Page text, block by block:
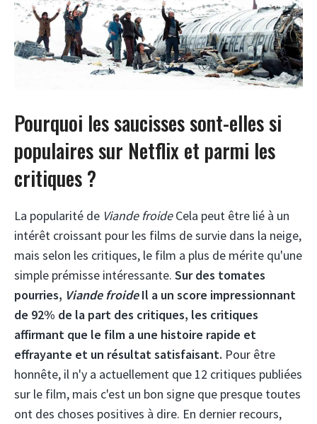
Pourquoi les saucisses sont-elles si
populaires sur Netflix et parmi les
critiques ?
La popularité de Viande froideCela peut être lié à un
intérêt croissant pour les films de survie dans la neige,
mais selon les critiques, le film a plus de mérite qu'une
simple prémisse intéressante. Sur des tomates
pourries, Viande froideIl a un score impressionnant
de 92% de la part des critiques, les critiques
affirmant que le film a une histoire rapide et
effrayante et un résultat satisfaisant. Pour être
honnête, il n'y a actuellement que 12 critiques publiées
sur le film, mais c'est un bon signe que presque toutes
ont des choses positives à dire. En dernier recours,